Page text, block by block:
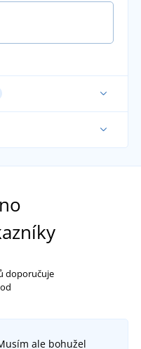
doporučuje
ale bohužel